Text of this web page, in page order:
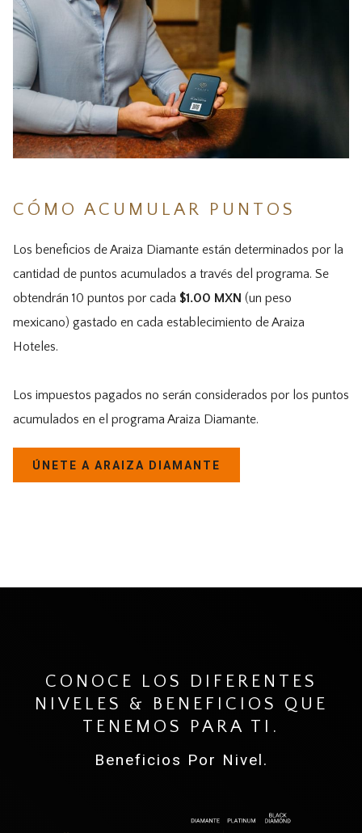
CÓMO ACUMULAR PUNTOS
Los beneficios de Araiza Diamante están determinados por la
cantidad de puntos acumulados a través del programa. Se
obtendrán 10 puntos por cada $1.00 MXN (un peso
mexicano) gastado en cada establecimiento de Araiza
Hoteles.
Los impuestos pagados no serán considerados por los puntos
acumulados en el programa Araiza Diamante.
ÚNETE A ARAIZA DIAMANTE
CONOCE LOS DIFERENTES
NIVELES & BENEFICIOS QUE
TENEMOS PARA TI.
Beneficios Por Nivel.